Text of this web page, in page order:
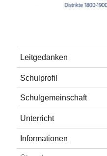
Leitgedanken
Schulprofil
Schulgemeinschaft
Unterricht
Informationen